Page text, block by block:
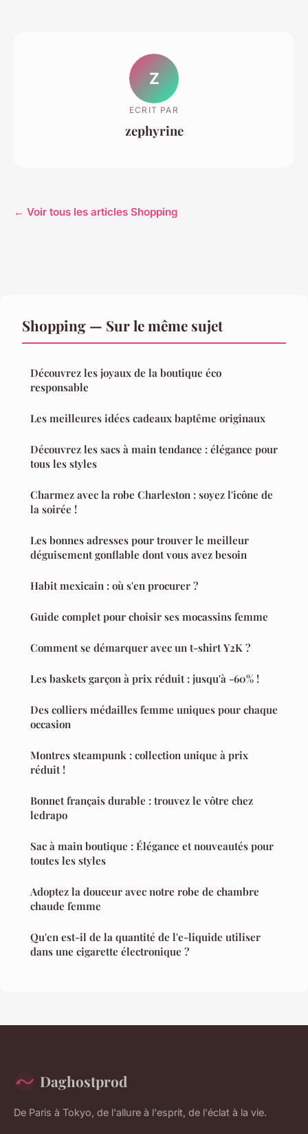
Z
ECRIT PAR
zephyrine
← Voir tous les articles Shopping
Shopping — Sur le même sujet
Découvrez les joyaux de la boutique éco
responsable
Les meilleures idées cadeaux baptême originaux
Découvrez les sacs à main tendance : élégance pour
tous les styles
Charmez avec la robe Charleston : soyez l'icône de
la soirée !
Les bonnes adresses pour trouver le meilleur
déguisement gonflable dont vous avez besoin
Habit mexicain : où s'en procurer ?
Guide complet pour choisir ses mocassins femme
Comment se démarquer avec un t-shirt Y2K ?
Les baskets garçon à prix réduit : jusqu'à -60% !
Des colliers médailles femme uniques pour chaque
occasion
Montres steampunk : collection unique à prix
réduit !
Bonnet français durable : trouvez le vôtre chez
ledrapo
Sac à main boutique : Élégance et nouveautés pour
toutes les styles
Adoptez la douceur avec notre robe de chambre
chaude femme
Qu'en est-il de la quantité de l'e-liquide utiliser
dans une cigarette électronique ?
Daghostprod
De Paris à Tokyo, de l'allure à l'esprit, de l'éclat à la vie.